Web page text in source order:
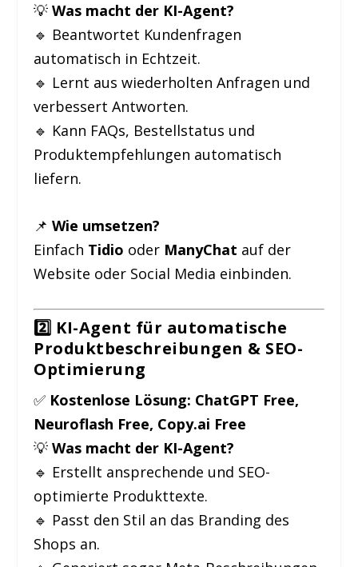
💡Was macht der KI-Agent?
🔹 Beantwortet Kundenfragen
automatisch in Echtzeit.
🔹 Lernt aus wiederholten Anfragen und
verbessert Antworten.
🔹 Kann FAQs, Bestellstatus und
Produktempfehlungen automatisch
liefern.
📌Wie umsetzen?
Einfach Tidio oder ManyChat auf der
Website oder Social Media einbinden.
2️⃣ KI-Agent für automatische
Produktbeschreibungen & SEO-
Optimierung
✅ Kostenlose Lösung: ChatGPT Free,
Neuroflash Free, Copy.ai Free
💡Was macht der KI-Agent?
🔹 Erstellt ansprechende und SEO-
optimierte Produkttexte.
🔹 Passt den Stil an das Branding des
Shops an.